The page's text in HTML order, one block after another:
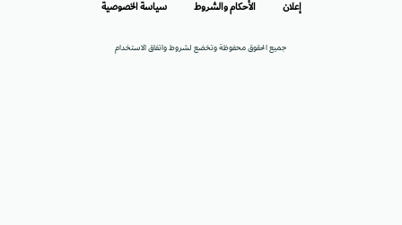
جميع الحقوق محفوظة وتخضع لشروط واتفاق الاستخدام
إعلان الأحكام والشروط سياسة الخصوصية